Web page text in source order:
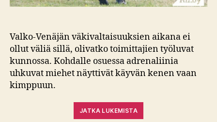
Valko-Venäjän väkivaltaisuuksien aikana ei
ollut väliä sillä, olivatko toimittajien työluvat
kunnossa. Kohdalle osuessa adrenaliinia
uhkuvat miehet näyttivät käyvän kenen vaan
kimppuun.
JATKA LUKEMISTA